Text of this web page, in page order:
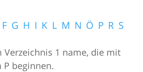
F G H I K L M N Ö P R S
Verzeichnis 1 name, die mit
P beginnen.